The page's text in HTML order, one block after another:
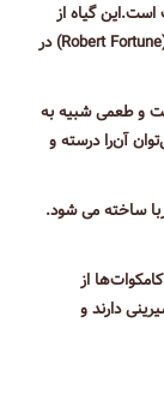
گیاه از
چین به اروپا توسط گیاه شناسی با نام رابرت فورچون (Robert Fortune) در
است و طعمی شبیه به
آن‌را درسته و
ساخته می شود.
از
دارند و